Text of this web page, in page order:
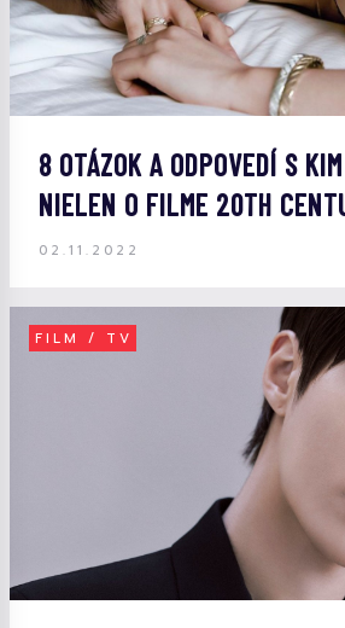
8 OTÁZOK A ODPOVEDÍ S
NIELEN O FILME 20TH
02.11.2022
FILM / TV